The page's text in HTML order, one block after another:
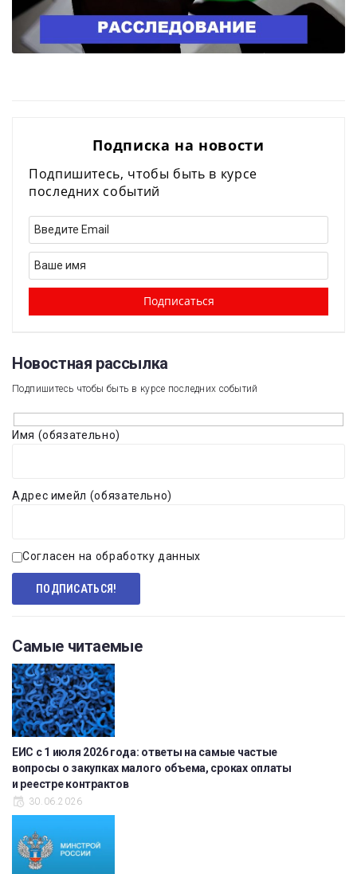
Подписка на новости
Подпишитесь, чтобы быть в курсе
последних событий
Новостная рассылка​
Подпишитесь чтобы быть в курсе последних событий
Имя (обязательно)
Адрес имейл (обязательно)
Согласен на обработку данных
Самые читаемые
ЕИС с 1 июля 2026 года: ответы на самые частые
вопросы о закупках малого объема, сроках оплаты
и реестре контрактов
30.06.2026